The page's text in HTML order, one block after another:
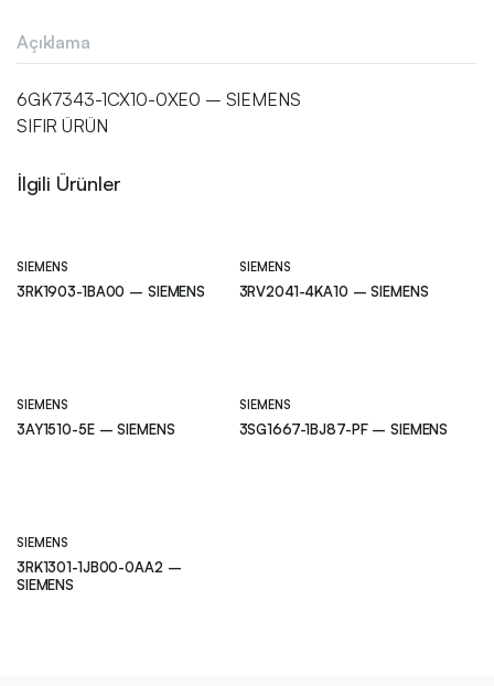
Açıklama
6GK7343-1CX10-0XE0 – SIEMENS
SIFIR ÜRÜN
İlgili Ürünler
SIEMENS
3RK1903-1BA00 – SIEMENS
SIEMENS
3RV2041-4KA10 – SIEMENS
SIEMENS
3AY1510-5E – SIEMENS
SIEMENS
3SG1667-1BJ87-PF – SIEMENS
SIEMENS
3RK1301-1JB00-0AA2 –
SIEMENS